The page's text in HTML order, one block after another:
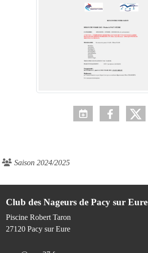
Saison 2024/2025
Club des Nageurs de Pacy sur Eure
Piscine Robert Taron
27120 Pacy sur Eure